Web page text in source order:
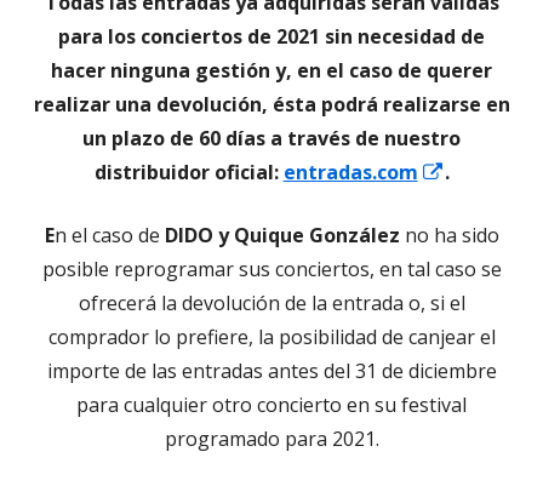
para los conciertos de 2021 sin necesidad de
hacer ninguna gestión y, en el caso de querer
realizar una devolución, ésta podrá realizarse en
un plazo de 60 días a través de nuestro
distribuidor oficial: entradas.com
Abrir
una
ventana
nueva
.
En el caso de DIDO y Quique González no ha sido
posible reprogramar sus conciertos, en tal caso se
ofrecerá la devolución de la entrada o, si el
comprador lo prefiere, la posibilidad de canjear el
importe de las entradas antes del 31 de diciembre
para cualquier otro concierto en su festival
programado para 2021.